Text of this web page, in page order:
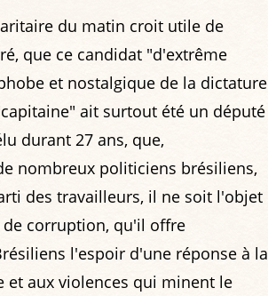
du matin croit utile de
que ce candidat "d'extrême
et nostalgique de la dictature
ait surtout été un député
durant 27 ans, que,
nombreux politiciens brésiliens,
des travailleurs, il ne soit l'objet
corruption, qu'il offre
l'espoir d'une réponse à la
et aux violences qui minent le